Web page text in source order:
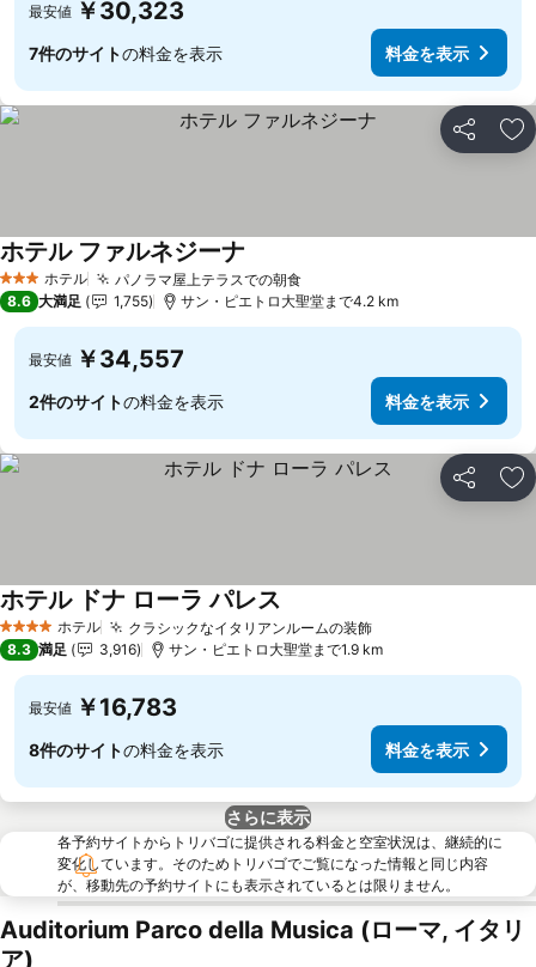
最安値 ￥30,323
7件のサイトの料金を表示 料金を表示
シェア お
3 ホテルのランク
ホテル パノラマ屋上テラスでの朝食
ホテル ファルネジーナ
8.6 大満足 1,755 サン・ピエトロ大聖堂まで4.2 km
最安値 ￥34,557
2件のサイトの料金を表示 料金を表示
シェア お
4 ホテルのランク
ホテル クラシックなイタリアンルームの装飾
ホテル ドナ ローラ パレス
8.3 満足 3,916 サン・ピエトロ大聖堂まで1.9 km
最安値 ￥16,783
8件のサイトの料金を表示 料金を表示
さらに表示
各予約サイトからトリバゴに提供される料金と空室状況は、継続的に
変化しています。そのためトリバゴでご覧になった情報と同じ内容
が、移動先の予約サイトにも表示されているとは限りません。
Auditorium Parco della Musica (ローマ, イタリ
ア)